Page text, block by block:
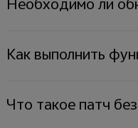
Необходимо ли
Как выполнить
Что такое патч